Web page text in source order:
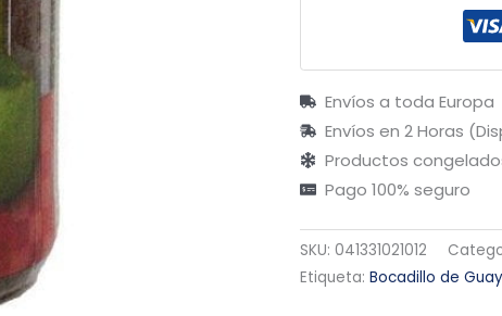
Envíos a toda Europa
Envíos en 2 Horas
Productos
Pago 100% seguro
SKU:041331021012
Etiqueta:Bocadillo de